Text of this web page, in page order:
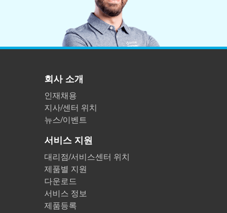
회사 소개
인재채용
지사/센터 위치
뉴스/이벤트
서비스 지원
대리점/서비스센터 위치
제품별 지원
다운로드
서비스 정보
제품등록